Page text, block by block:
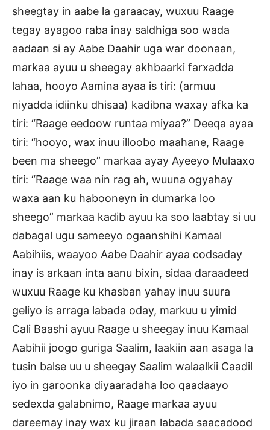
sheegtay in aabe la garaacay, wuxuu Raage
tegay ayagoo raba inay saldhiga soo wada
aadaan si ay Aabe Daahir uga war doonaan,
markaa ayuu u sheegay akhbaarki farxadda
lahaa, hooyo Aamina ayaa is tiri: (armuu
niyadda idiinku dhisaa) kadibna waxay afka ka
tiri: “Raage eedoow runtaa miyaa?” Deeqa ayaa
tiri: “hooyo, wax inuu illoobo maahane, Raage
been ma sheego” markaa ayay Ayeeyo Mulaaxo
tiri: “Raage waa nin rag ah, wuuna ogyahay
waxa aan ku habooneyn in dumarka loo
sheego” markaa kadib ayuu ka soo laabtay si uu
dabagal ugu sameeyo ogaanshihi Kamaal
Aabihiis, waayoo Aabe Daahir ayaa codsaday
inay is arkaan inta aanu bixin, sidaa daraadeed
wuxuu Raage ku khasban yahay inuu suura
geliyo is arraga labada oday, markuu u yimid
Cali Baashi ayuu Raage u sheegay inuu Kamaal
Aabihii joogo guriga Saalim, laakiin aan asaga la
tusin balse uu u sheegay Saalim walaalkii Caadil
iyo in garoonka diyaaradaha loo qaadaayo
sedexda galabnimo, Raage markaa ayuu
dareemay inay wax ku jiraan labada saacadood